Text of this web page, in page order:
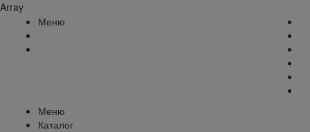
Array
Меню
Меню
Каталог